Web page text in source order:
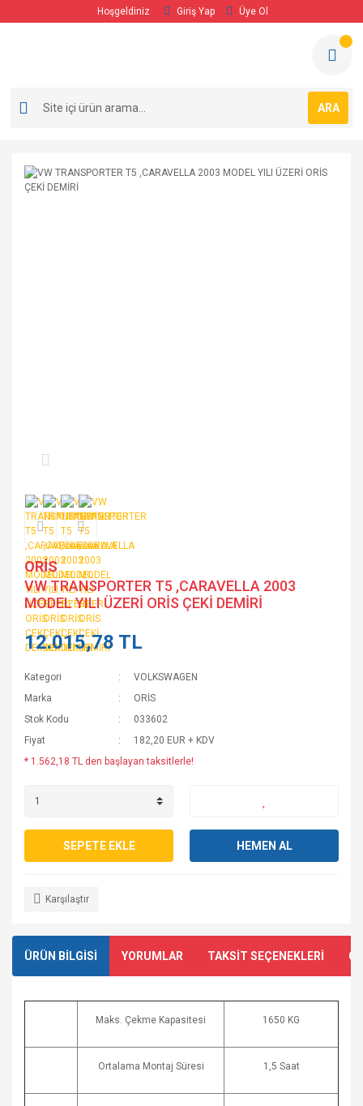
Hoşgeldiniz Giriş Yap Üye Ol
ARA
ORİS
VW TRANSPORTER T5 ,CARAVELLA 2003
MODEL YILI ÜZERİ ORİS ÇEKİ DEMİRİ
12.015,78 TL
Kategori
VOLKSWAGEN
Marka
ORİS
Stok Kodu
033602
Fiyat
182,20 EUR + KDV
* 1.562,18 TL den başlayan taksitlerle!
SEPETE EKLE HEMEN AL
Karşılaştır
ÜRÜN BİLGİSİ YORUMLAR TAKSİT SEÇENEKLERİ
Maks. Çekme Kapasitesi 1650 KG
Ortalama Montaj Süresi 1,5 Saat